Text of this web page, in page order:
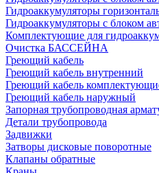
Гидроаккумуляторы
Гидроаккумуляторы с блоком
Комплектующие для
Очистка БАССЕЙНА
Греющий кабель
Греющий кабель внутренний
Греющий кабель
Греющий кабель наружный
Запорная трубопроводная
Детали трубопровода
Задвижки
Затворы дисковые поворотные
Клапаны обратные